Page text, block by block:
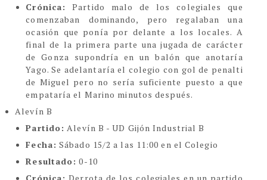
Crónica:
Partido malo de los colegiales que
comenzaban dominando, pero regalaban una
ocasión que ponía por delante a los locales. A
final de la primera parte una jugada de carácter
de Gonza supondría en un balón que anotaría
Yago. Se adelantaría el colegio con gol de penalti
de Miguel pero no sería suficiente puesto a que
empataría el Marino minutos después.
Alevín B
Partido: Alevín B - UD Gijón Industrial B
Fecha: Sábado 15/2 a las 11:00 en el Colegio
Resultado: 0-10
Crónica: Derrota de los colegiales en un partido